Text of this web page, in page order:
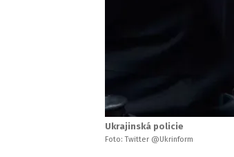
Ukrajinská policie
Foto: Twitter @Ukrinform